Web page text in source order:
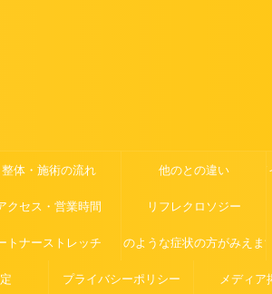
整体・施術の流れ 他のとの違い
クセス・営業時間 リフレクロソジー
トナーストレッチ このような症状の方がみえます
プライバシーポリシー メディア